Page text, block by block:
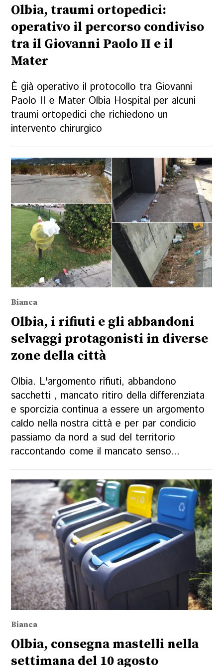
Olbia, traumi ortopedici:
operativo il percorso condiviso
tra il Giovanni Paolo II e il
Mater
È già operativo il protocollo tra Giovanni
Paolo II e Mater Olbia Hospital per alcuni
traumi ortopedici che richiedono un
intervento chirurgico
Bianca
Olbia, i rifiuti e gli abbandoni
selvaggi protagonisti in diverse
zone della città
Olbia. L'argomento rifiuti, abbandono
sacchetti , mancato ritiro della differenziata
e sporcizia continua a essere un argomento
caldo nella nostra città e per par condicio
passiamo da nord a sud del territorio
raccontando come il mancato senso...
Bianca
Olbia, consegna mastelli nella
settimana del 10 agosto